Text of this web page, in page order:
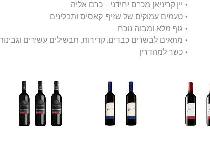
• יין קריניאן מכרם יחידני – כרם אליה
• טעמים עמוקים של שזיף, קאסיס ותבלינים
• גוף מלא ומבנה נוכח
• מתאים לבשרים כבדים, קדירות, תבשילים עשירים
• כשר למהדרין